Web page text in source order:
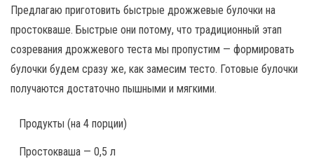
Предлагаю приготовить быстрые дрожжевые булочки на
простокваше. Быстрые они потому, что традиционный этап
созревания дрожжевого теста мы пропустим — формировать
булочки будем сразу же, как замесим тесто. Готовые булочки
получаются достаточно пышными и мягкими.
Продукты (на 4 порции)
Простокваша — 0,5 л